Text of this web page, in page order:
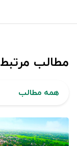
مطالب مرتبط
همه مطالب